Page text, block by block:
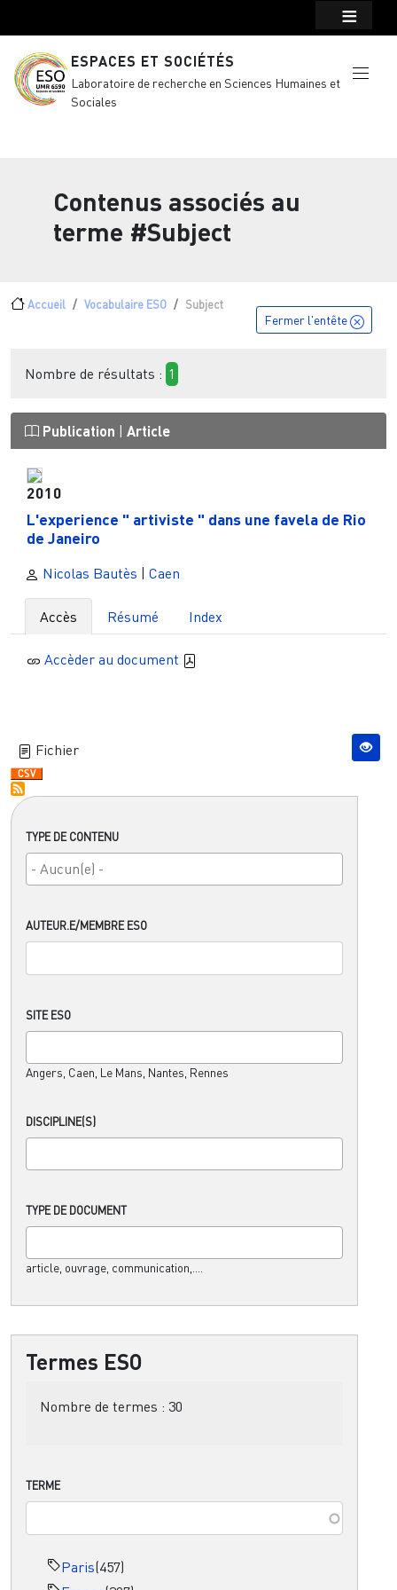
ESPACES ET SOCIÉTÉS
Laboratoire de recherche en Sciences Humaines et
Sociales
Contenus associés au
terme #Subject
Fil d'Ariane
Accueil Vocabulaire ESO Subject
TYPE DE CONTENU
AUTEUR.E/MEMBRE ESO
SITE ESO
Angers, Caen, Le Mans, Nantes, Rennes
DISCIPLINE(S)
TYPE DE DOCUMENT
article, ouvrage, communication,....
Termes ESO
Nombre de termes : 30
TERME
Paris(457)
Fermer l'entête
Nombre de résultats : 1
Publication Article
2010
L'experience " artiviste " dans une favela de Rio
de Janeiro
Nicolas Bautès Caen
Accès Résumé Index
Accèder au document
Fichier